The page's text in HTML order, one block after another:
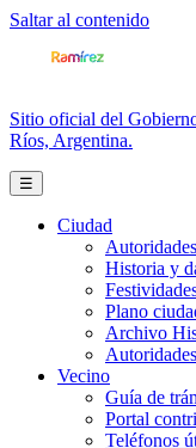
Saltar al contenido
Sitio oficial del
Ríos, Argentina.
☰
Ciudad
Autoridades
Historia y
Plano
Archivo
Vecino
Guía de
Portal
Teléfonos